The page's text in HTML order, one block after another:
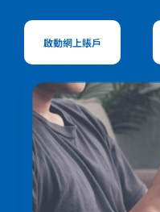
啟動網上賬戶